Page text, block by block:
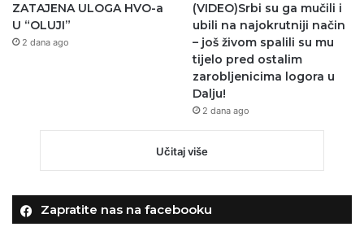
ZATAJENA ULOGA HVO-a
U “OLUJI”
2 dana ago
(VIDEO)Srbi su ga mučili i
ubili na najokrutniji način
– još živom spalili su mu
tijelo pred ostalim
zarobljenicima logora u
Dalju!
2 dana ago
Učitaj više
Zapratite nas na facebooku